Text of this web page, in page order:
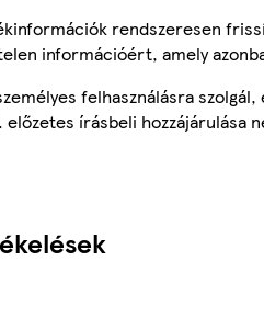
rendszeresen
információért, amely
felhasználásra
előzetes írásbeli hozzájárulása